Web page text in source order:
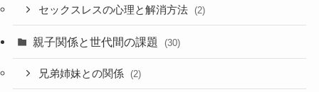
セックスレスの心理と解消方法 (2)
親子関係と世代間の課題 (30)
兄弟姉妹との関係 (2)